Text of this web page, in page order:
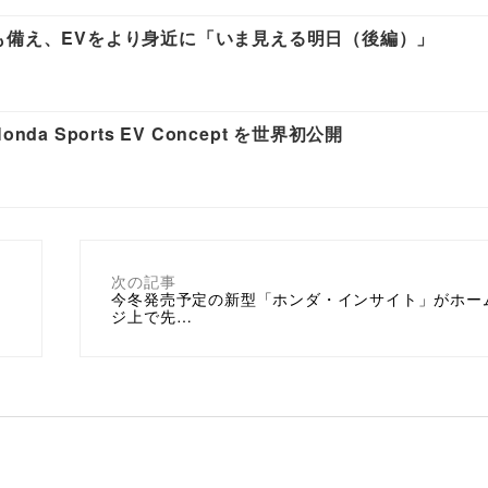
次の記事
今冬発売予定の新型「ホンダ・インサイト」がホー
ジ上で先…
え、EVをより身近に「いま見える明日（後編）」
Sports EV Concept を世界初公開